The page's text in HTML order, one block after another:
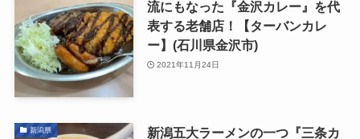
流にもなった『金沢カレー』を代
表する老舗店！【ターバンカレ
ー】(石川県金沢市)
2021年11月24日
新潟県
新潟五大ラーメンの一つ『三条カ